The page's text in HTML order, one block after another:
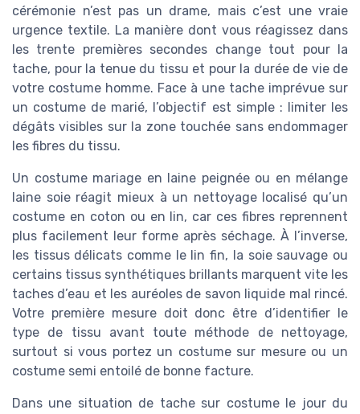
cérémonie n’est pas un drame, mais c’est une vraie
urgence textile. La manière dont vous réagissez dans
les trente premières secondes change tout pour la
tache, pour la tenue du tissu et pour la durée de vie de
votre costume homme. Face à une tache imprévue sur
un costume de marié, l’objectif est simple : limiter les
dégâts visibles sur la zone touchée sans endommager
les fibres du tissu.
Un costume mariage en laine peignée ou en mélange
laine soie réagit mieux à un nettoyage localisé qu’un
costume en coton ou en lin, car ces fibres reprennent
plus facilement leur forme après séchage. À l’inverse,
les tissus délicats comme le lin fin, la soie sauvage ou
certains tissus synthétiques brillants marquent vite les
taches d’eau et les auréoles de savon liquide mal rincé.
Votre première mesure doit donc être d’identifier le
type de tissu avant toute méthode de nettoyage,
surtout si vous portez un costume sur mesure ou un
costume semi entoilé de bonne facture.
Dans une situation de tache sur costume le jour du